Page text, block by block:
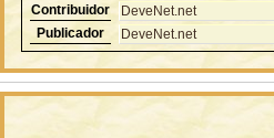
Contribuidor
DeveNet.net
Publicador
DeveNet.net